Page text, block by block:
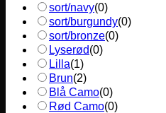
sort/navy(0)
sort/burgundy(0)
sort/bronze(0)
Lyserød(0)
Lilla(1)
Brun(2)
Blå Camo(0)
Rød Camo(0)